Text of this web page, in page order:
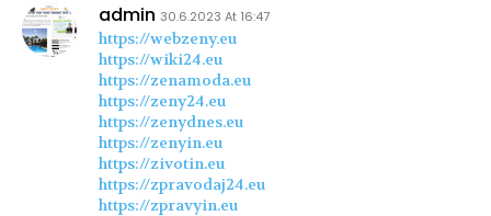
admin 30.6.2023 At 16:47
https://webzeny.eu
https://wiki24.eu
https://zenamoda.eu
https://zeny24.eu
https://zenydnes.eu
https://zenyin.eu
https://zivotin.eu
https://zpravodaj24.eu
https://zpravyin.eu